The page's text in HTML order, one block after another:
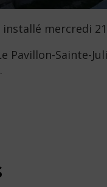
mercredi
Sainte-